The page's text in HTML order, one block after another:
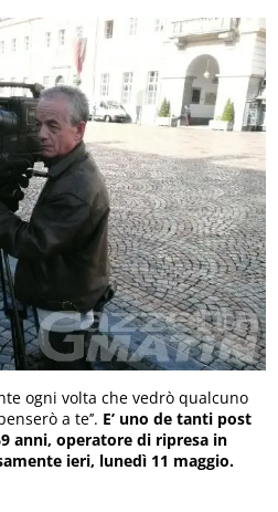
ogni volta che vedrò qualcuno
a te’’. E’ uno de tanti post
anni, operatore di ripresa in
ieri, lunedì 11 maggio.